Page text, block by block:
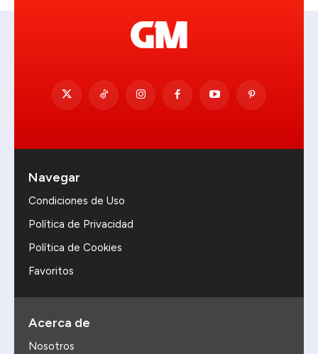
Navegar
Condiciones de Uso
Política de Privacidad
Política de Cookies
Favoritos
Acerca de
Nosotros